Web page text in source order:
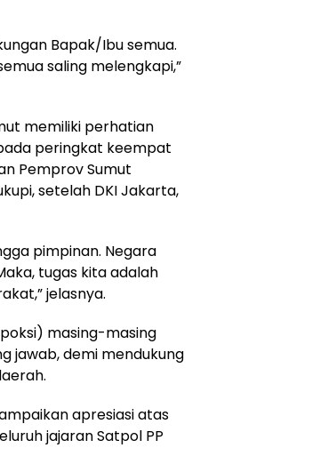
Bapak/Ibu semua.
saling melengkapi,”
memiliki perhatian
peringkat keempat
Pemprov Sumut
setelah DKI Jakarta,
pimpinan. Negara
tugas kita adalah
jelasnya.
masing-masing
jawab, demi mendukung
apresiasi atas
jajaran Satpol PP